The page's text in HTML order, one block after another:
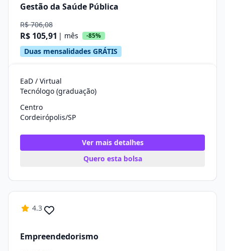
Gestão da Saúde Pública
R$ 706,08
R$ 105,91 | mês -85%
Duas mensalidades GRÁTIS
EaD / Virtual
Tecnólogo (graduação)
Centro
Cordeirópolis/SP
Ver mais detalhes
Quero esta bolsa
4.3
Empreendedorismo